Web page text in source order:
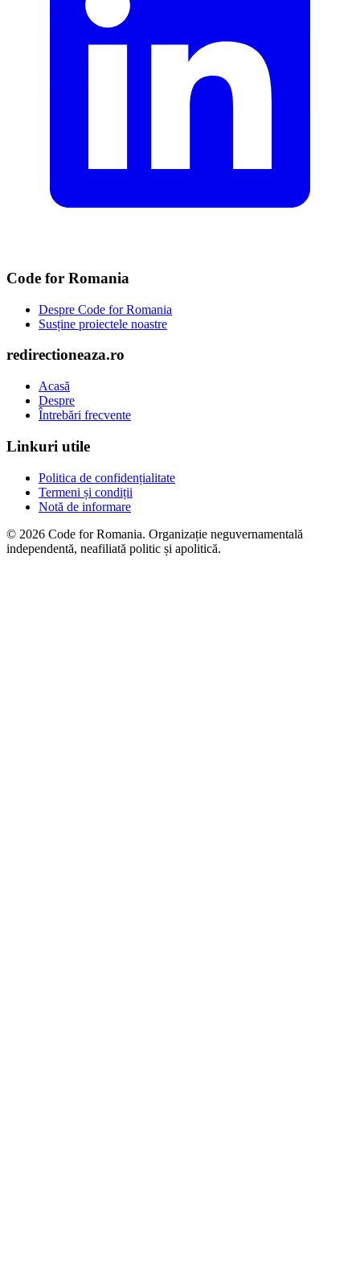
Code for Romania
Despre Code for Romania
Susține proiectele noastre
redirectioneaza.ro
Acasă
Despre
Întrebări frecvente
Linkuri utile
Politica de confidențialitate
Termeni și condiții
Notă de informare
© 2026 Code for Romania. Organizație neguvernamentală
independentă, neafiliată politic și apolitică.